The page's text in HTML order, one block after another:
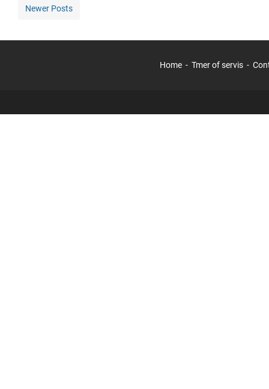
Newer Posts
Home Tmer of servis